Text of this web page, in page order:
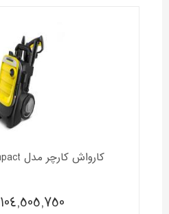
کارواش کارچر مدل K7 Compact ( کرشر )
104,505,750